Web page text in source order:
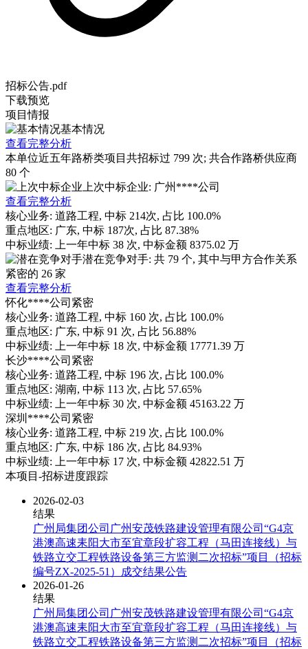
招标公告.pdf
下载预览
项目情报
基本情况
查看完整分析
本单位近五年路桥类项目共招标过 799 次; 共合作路桥供应商
80 个
上次中标企业: 广州****公司
查看完整分析
核心业务: 道路工程, 中标 214次, 占比 100.0%
重点地区: 广东, 中标 187次, 占比 87.38%
中标业绩:
上一年中标 38 次, 中标金额 8375.02 万
潜在竞争对手: 共 79 个, 其中与甲方合作关系
紧密的 26 家
查看完整分析
怀化****公司 紧密
核心业务: 道路工程, 中标 160 次, 占比 100.0%
重点地区: 广东, 中标 91 次, 占比 56.88%
中标业绩:
上一年中标 18 次, 中标金额 17771.39 万
长沙****公司 紧密
核心业务: 道路工程, 中标 196 次, 占比 100.0%
重点地区: 湖南, 中标 113 次, 占比 57.65%
中标业绩:
上一年中标 30 次, 中标金额 45163.22 万
深圳****公司 紧密
核心业务: 道路工程, 中标 219 次, 占比 100.0%
重点地区: 广东, 中标 186 次, 占比 84.93%
中标业绩:
上一年中标 17 次, 中标金额 42822.51 万
本项目-招标进度跟踪
2026-02-03
结果
广州局集团公司广州安茂铁路建设管理有限公司“G4京
港澳高速耒阳大市至宜章段扩容工程（马田连接线）与
铁路立交工程铁路设备第三方监测二次招标”项目（招标
编号ZX-2025-51）成交结果公告
2026-01-26
结果
广州局集团公司广州安茂铁路建设管理有限公司“G4京
港澳高速耒阳大市至宜章段扩容工程（马田连接线）与
铁路立交工程铁路设备第三方监测二次招标”项目（招标